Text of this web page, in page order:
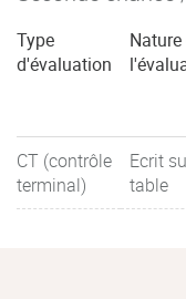
Type
d'évaluation
Nature
CT (contrôle
terminal)
Ecrit
table